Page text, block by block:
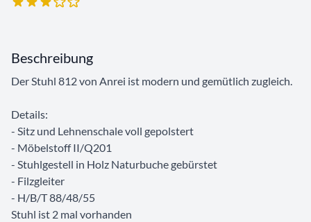
Beschreibung
Der Stuhl 812 von Anrei ist modern und gemütlich zugleich.
Details:
- Sitz und Lehnenschale voll gepolstert
- Möbelstoff II/Q201
- Stuhlgestell in Holz Naturbuche gebürstet
- Filzgleiter
- H/B/T 88/48/55
Stuhl ist 2 mal vorhanden